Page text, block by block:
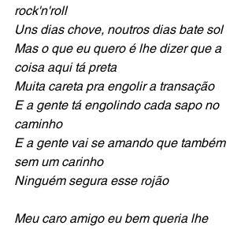
rock'n'roll
Uns dias chove, noutros dias bate sol
Mas o que eu quero é lhe dizer que a
coisa aqui tá preta
Muita careta pra engolir a transação
E a gente tá engolindo cada sapo no
caminho
E a gente vai se amando que também
sem um carinho
Ninguém segura esse rojão
Meu caro amigo eu bem queria lhe